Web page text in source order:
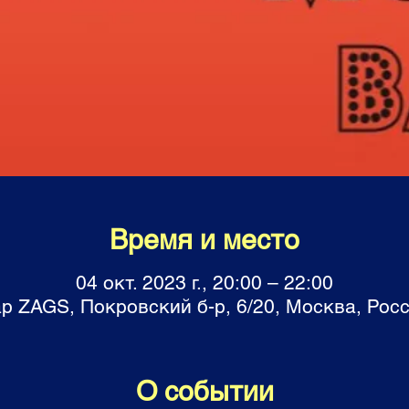
Время и место
04 окт. 2023 г., 20:00 – 22:00
ZAGS, Покровский б-р, 6/20, Москва,
О событии